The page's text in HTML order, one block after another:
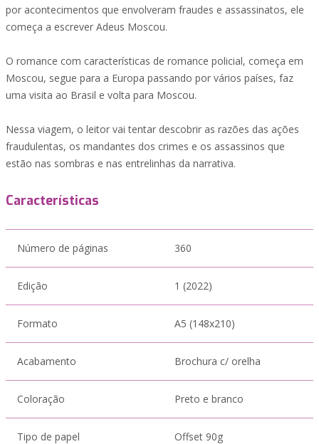
por acontecimentos que envolveram fraudes e assassinatos, ele
começa a escrever Adeus Moscou.
O romance com características de romance policial, começa em
Moscou, segue para a Europa passando por vários países, faz
uma visita ao Brasil e volta para Moscou.
Nessa viagem, o leitor vai tentar descobrir as razões das ações
fraudulentas, os mandantes dos crimes e os assassinos que
estão nas sombras e nas entrelinhas da narrativa.
Características
Número de páginas 360
Edição 1 (2022)
Formato A5 (148x210)
Acabamento Brochura c/ orelha
Coloração Preto e branco
Tipo de papel Offset 90g